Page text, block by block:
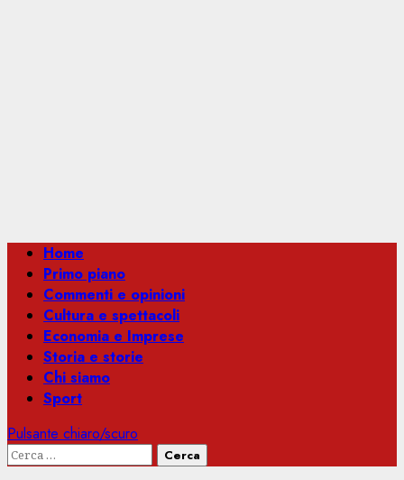
Menu
principale
Home
Primo piano
Commenti e opinioni
Cultura e spettacoli
Economia e Imprese
Storia e storie
Chi siamo
Sport
Pulsante chiaro/scuro
Ricerca